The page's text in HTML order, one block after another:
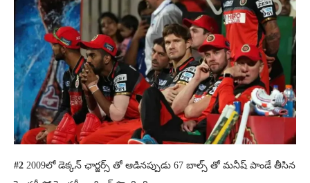
#2 2009లో డెక్కన్ ఛార్జర్స్ తో ఆడినప్పుడు 67 బాల్స్ తో మనీష్ పాండే తీసిన